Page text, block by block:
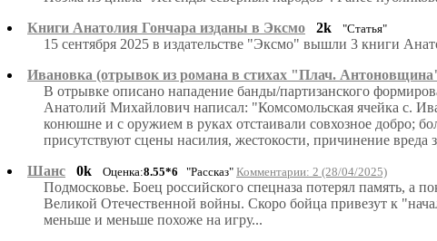
Книги Анатолия Гончара изданы в Эксмо
2k "Статья"
15 сентября 2025 в издательстве "Эксмо" вышли 3 книги
Ивановка (отрывок из романа в стихах "Плач.
В отрывке описано нападение банды/партизанского
Анатолий Михайлович написал: "Комсомольская ячейка с.
конюшне и с оружием в руках отстаивали совхозное добро;
присутствуют сцены насилия, жестокости, причинение вреда
Шанс
0k Оценка:8.55*6 "Рассказ" Комментарии: 2 (28/04/2025)
Подмосковье. Боец российского спецназа потерял память, а
Великой Отечественной войны. Скоро бойца привезут к
меньше и меньше похоже на игру...